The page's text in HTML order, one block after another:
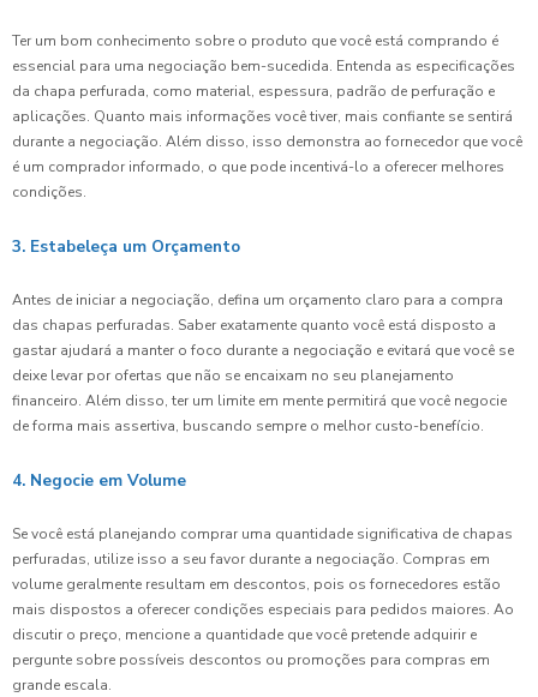
Ter um bom conhecimento sobre o produto que você está comprando é
essencial para uma negociação bem-sucedida. Entenda as especificações
da chapa perfurada, como material, espessura, padrão de perfuração e
aplicações. Quanto mais informações você tiver, mais confiante se sentirá
durante a negociação. Além disso, isso demonstra ao fornecedor que você
é um comprador informado, o que pode incentivá-lo a oferecer melhores
condições.
3. Estabeleça um Orçamento
Antes de iniciar a negociação, defina um orçamento claro para a compra
das chapas perfuradas. Saber exatamente quanto você está disposto a
gastar ajudará a manter o foco durante a negociação e evitará que você se
deixe levar por ofertas que não se encaixam no seu planejamento
financeiro. Além disso, ter um limite em mente permitirá que você negocie
de forma mais assertiva, buscando sempre o melhor custo-benefício.
4. Negocie em Volume
Se você está planejando comprar uma quantidade significativa de chapas
perfuradas, utilize isso a seu favor durante a negociação. Compras em
volume geralmente resultam em descontos, pois os fornecedores estão
mais dispostos a oferecer condições especiais para pedidos maiores. Ao
discutir o preço, mencione a quantidade que você pretende adquirir e
pergunte sobre possíveis descontos ou promoções para compras em
grande escala.